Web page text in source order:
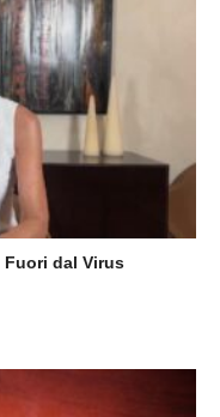
Fuori dal Virus